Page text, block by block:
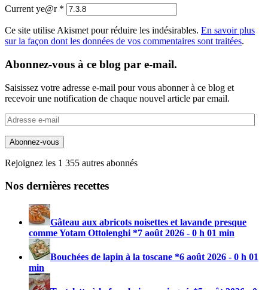
Current ye@r *
Ce site utilise Akismet pour réduire les indésirables. En savoir plus
sur la façon dont les données de vos commentaires sont traitées.
Abonnez-vous à ce blog par e-mail.
Saisissez votre adresse e-mail pour vous abonner à ce blog et
recevoir une notification de chaque nouvel article par email.
Adresse
e-
mail
Abonnez-vous
Rejoignez les 1 355 autres abonnés
Nos dernières recettes
Gâteau aux abricots noisettes et lavande presque
comme Yotam Ottolenghi *7 août 2026 - 0 h 01 min
Bouchées de lapin à la toscane *6 août 2026 - 0 h 01
min